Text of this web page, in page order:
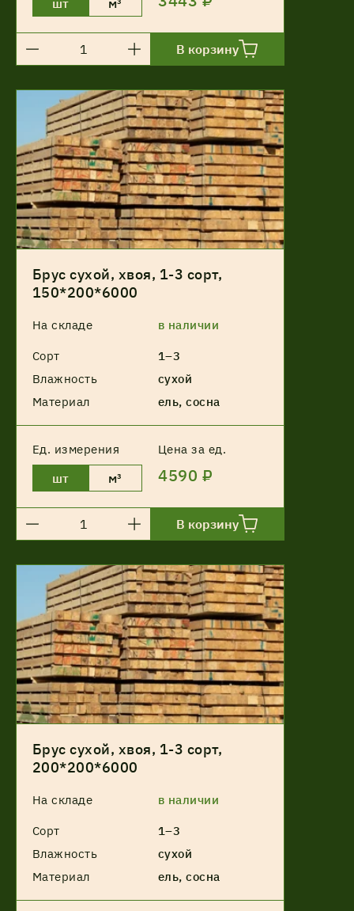
шт м³
В корзину
Брус сухой, хвоя, 1-3 сорт,
150*200*6000
На складе в наличии
Сорт
1–3
Влажность
сухой
Материал
ель, сосна
Ед. измерения Цена за ед.
шт м³ 4590 ₽
В корзину
Брус сухой, хвоя, 1-3 сорт,
200*200*6000
На складе в наличии
Сорт
1–3
Влажность
сухой
Материал
ель, сосна